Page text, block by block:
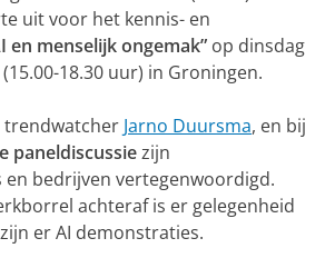
uit voor het kennis- en
en menselijk ongemak” op dinsdag
18.30 uur) in Groningen.
trendwatcher Jarno Duursma, en bij
paneldiscussiezijn
en bedrijven vertegenwoordigd.
achteraf is er gelegenheid
er AI demonstraties.